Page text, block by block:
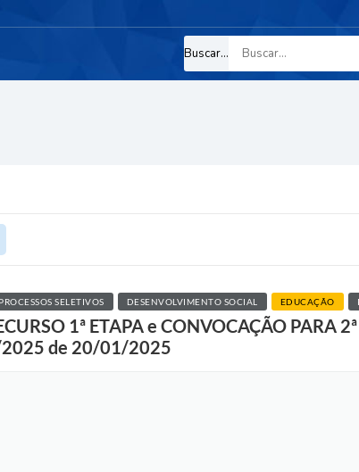
Buscar...
SELETIVOS DESENVOLVIMENTO SOCIAL EDUCAÇÃO
1ª ETAPA e CONVOCAÇÃO PARA
2025 de 20/01/2025